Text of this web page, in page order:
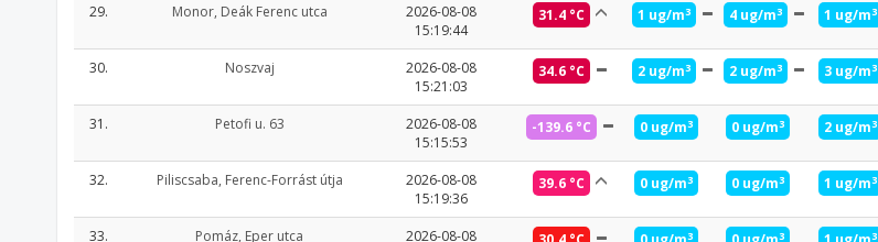
29. Monor, Deák Ferenc utca
2026-08-08
15:19:44
31.4 °C 1 ug/m3 4 ug/m3 1 ug/m3
30. Noszvaj
2026-08-08
15:21:03
34.6 °C 2 ug/m3 2 ug/m3 3 ug/m3
31.
Petofi u. 63
2026-08-08
15:15:53
-139.6 °C 0 ug/m3 0 ug/m3 2 ug/m3
32. Piliscsaba, Ferenc-Forrást útja
2026-08-08
15:19:36
39.6 °C 0 ug/m3 0 ug/m3 1 ug/m3
33. Pomáz, Eper utca
2026-08-08
3 3 3